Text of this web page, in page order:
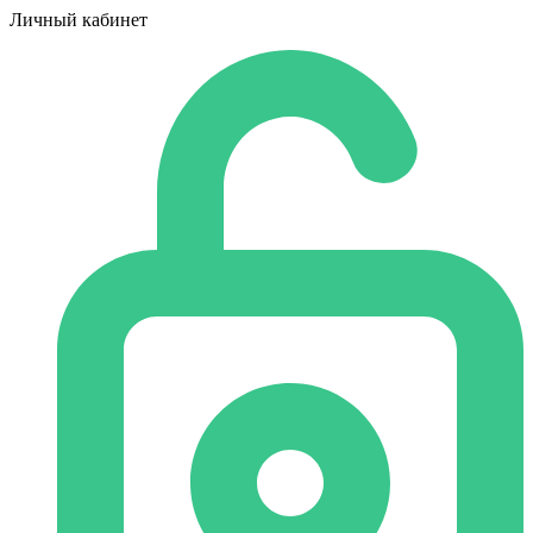
Личный кабинет